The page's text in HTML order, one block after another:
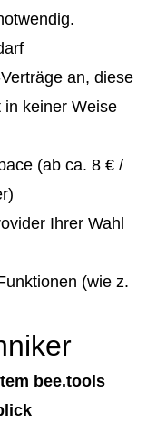
an, diese
keiner Weise
(ab ca. 8 € /
Ihrer Wahl
(wie z.
bee.tools